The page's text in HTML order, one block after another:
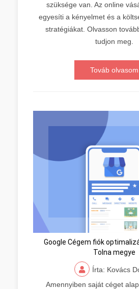
szüksége van. Az online
egyesíti a kényelmet és a
stratégiákat. Olvasson
tudjon meg.
Továb olvasom
Google Cégem fiók
Tolna megye
Írta: Kovács
Amennyiben saját céget